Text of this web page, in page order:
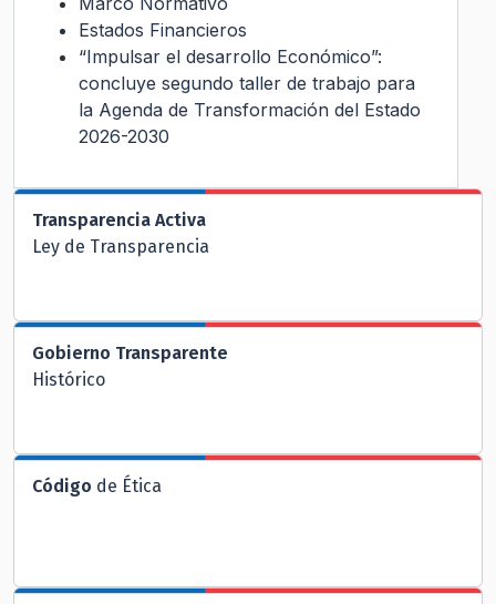
Estados Financieros
“Impulsar el desarrollo Económico”:
concluye segundo taller de trabajo para
la Agenda de Transformación del Estado
2026-2030
Transparencia Activa
Ley de Transparencia
Gobierno Transparente
Histórico
Código de Ética